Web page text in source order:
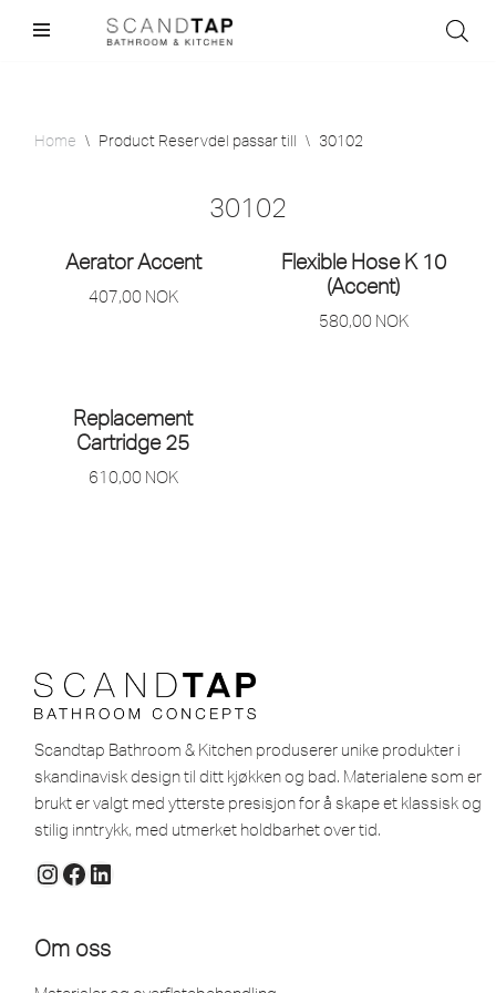
Home \ Product Reservdel passar till \ 30102
30102
Aerator Accent
407,00 NOK
Flexible Hose K 10
(Accent)
580,00 NOK
Replacement
Cartridge 25
610,00 NOK
Scandtap Bathroom & Kitchen produserer unike produkter i
skandinavisk design til ditt kjøkken og bad. Materialene som er
brukt er valgt med ytterste presisjon for å skape et klassisk og
stilig inntrykk, med utmerket holdbarhet over tid.
Om oss